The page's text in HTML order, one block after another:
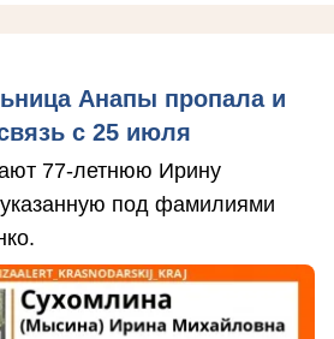
Анапы пропала и
с 25 июля
77-летнюю Ирину
под фамилиями